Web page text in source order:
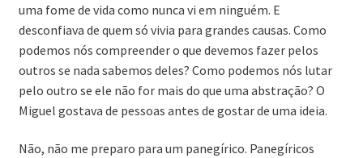
uma fome de vida como nunca vi em ninguém. E
desconfiava de quem só vivia para grandes causas. Como
podemos nós compreender o que devemos fazer pelos
outros se nada sabemos deles? Como podemos nós lutar
pelo outro se ele não for mais do que uma abstração? O
Miguel gostava de pessoas antes de gostar de uma ideia.
Não, não me preparo para um panegírico. Panegíricos